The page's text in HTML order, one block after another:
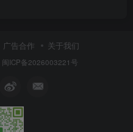
广告合作 关于我们
闽ICP备2026003221号